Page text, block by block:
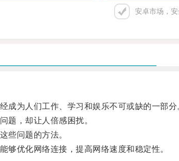
安卓市场，安
为人们工作、学习和娱乐不可或缺的一部分
，却让人倍感困扰。
问题的方法。
优化网络连接，提高网络速度和稳定性。